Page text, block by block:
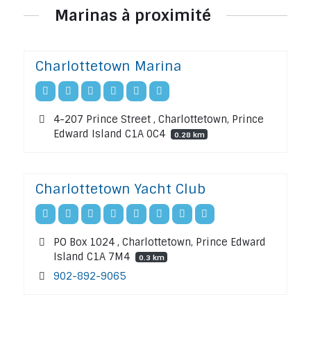
Marinas à proximité
Charlottetown Marina
4-207 Prince Street , Charlottetown, Prince
Edward Island C1A 0C4
0.28 km
Charlottetown Yacht Club
PO Box 1024 , Charlottetown, Prince Edward
Island C1A 7M4
0.3 km
902-892-9065